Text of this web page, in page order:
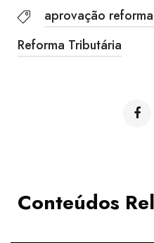
aprovação
Reforma Tributária
Conteúdos